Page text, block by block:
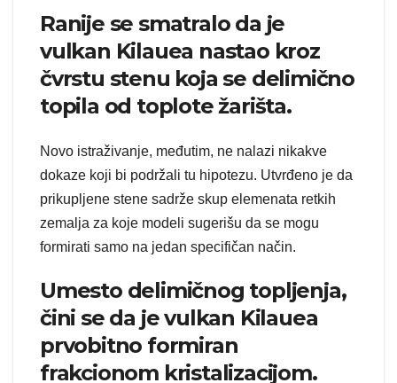
Ranije se smatralo da je
vulkan Kilauea nastao kroz
čvrstu stenu koja se delimično
topila od toplote žarišta.
Novo istraživanje, međutim, ne nalazi nikakve
dokaze koji bi podržali tu hipotezu. Utvrđeno je da
prikupljene stene sadrže skup elemenata retkih
zemalja za koje modeli sugerišu da se mogu
formirati samo na jedan specifičan način.
Umesto delimičnog topljenja,
čini se da je vulkan Kilauea
prvobitno formiran
frakcionom kristalizacijom.